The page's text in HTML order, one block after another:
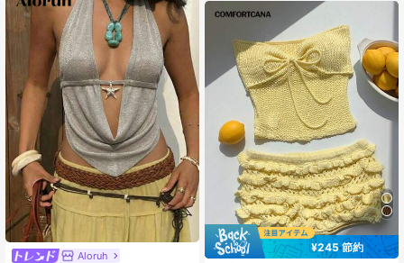
Aloruh
¥245 節約